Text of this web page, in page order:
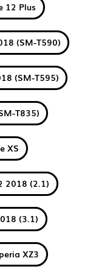
12 Plus
(SM-T590)
(SM-T595)
T835)
XS
2018 (2.1)
(3.1)
XZ3